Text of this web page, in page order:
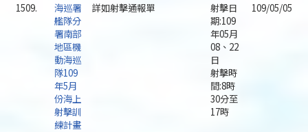
1509.
海巡署
艦隊分
署南部
地區機
動海巡
隊109
年5月
份海上
射擊訓
練計畫
詳如射擊通報單
射擊日
期:109
年05月
08、22
日
射擊時
間:8時
30分至
17時
109/05/05